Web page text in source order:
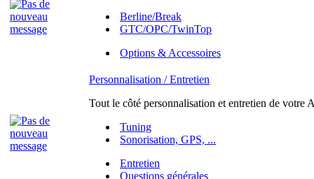
Berline/Break
GTC/OPC/TwinTop
Options & Accessoires
Personnalisation / Entretien
Tout le côté personnalisation et entretien de votre
Tuning
Sonorisation, GPS, ...
Entretien
Questions générales